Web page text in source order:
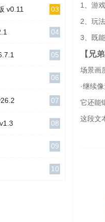
v0.11 03
04
05
06
07
08
09
10
1、游
2、玩
3、既
【兄
场景画
·继续
它还能
这段文